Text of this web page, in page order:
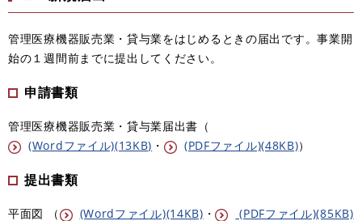
管理医療機器販売業・貸与業をはじめるときの届出です。事業開
始の１週間前までに提出してください。
申請書類
管理医療機器販売業・貸与業届出書（
(Wordファイル)(13KB) ・ (PDFファイル)(48KB)）
提出書類
平面図 （ (Wordファイル)(14KB) ・
(PDFファイル)(85KB)